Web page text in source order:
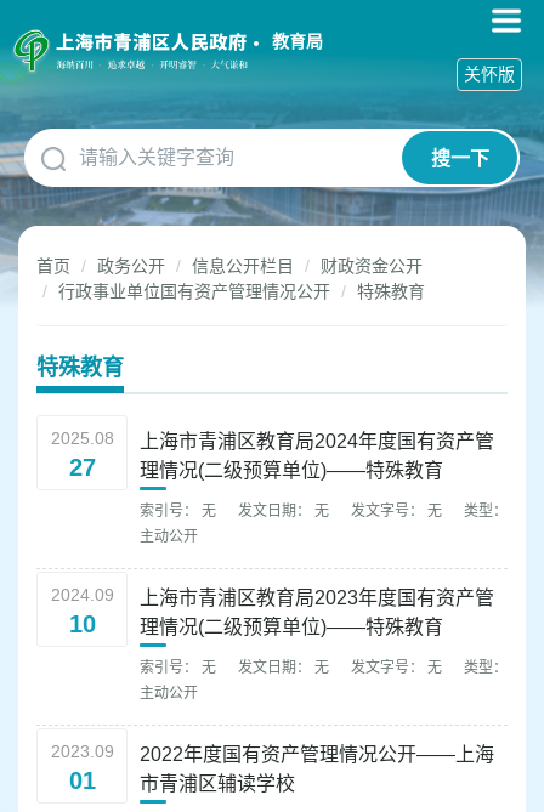
障
碍
作
说
明
跳
到
网
教育局
搜一下
关怀版
首页 政务公开 信息公开栏目
财政资金公开
行政事业单位国有资产管理情况公开
特殊教育
特殊教育
2025.08
27
上海市青浦区教育局2024年度国有资产管
理情况(二级预算单位)——特殊教育
索引号： 无 发文日期： 无 发文字号： 无
类型：
主动公开
2024.09
10
上海市青浦区教育局2023年度国有资产管
理情况(二级预算单位)——特殊教育
索引号： 无 发文日期： 无 发文字号： 无
类型：
主动公开
2023.09
01
2022年度国有资产管理情况公开——上海
市青浦区辅读学校